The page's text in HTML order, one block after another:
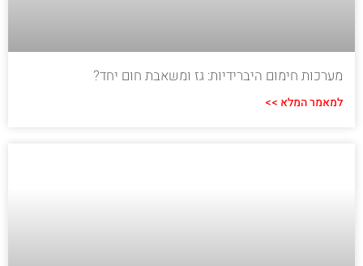
מערכות חימום היברידיות: גז ומשאבת חום יחד?
למאמר המלא >>